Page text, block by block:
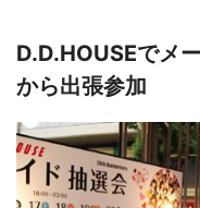
D.D.HOUSEでメ
から出張参加